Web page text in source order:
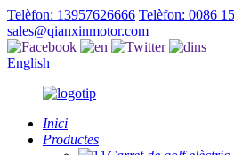
Telèfon: 13957626666 Telèfon: 0086
sales@qianxinmotor.com
English
Inici
Productes